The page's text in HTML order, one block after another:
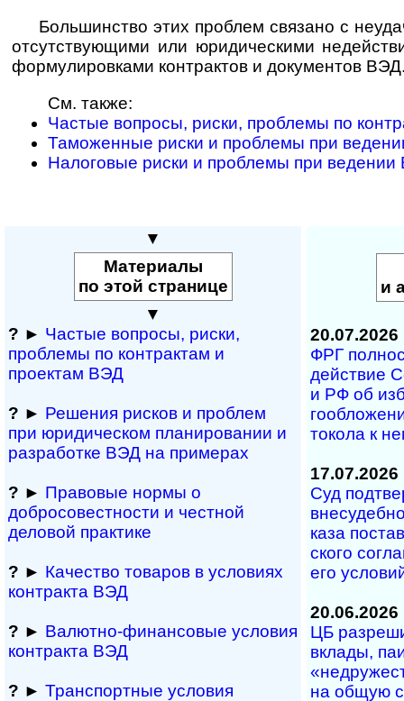
Большинство этих проблем связано с
отсутствующими или юридическими
формулировками контрактов и документов
См. также:
Частые вопросы, риски, проблемы по
Таможенные риски и проблемы при
Налоговые риски и проблемы при
▼
Материалы
по этой странице
▼
? ► Частые вопросы, рис­ки,
проблемы по конт­рактам и
проектам ВЭД
? ► Решения рисков и про­блем
при юридичес­ком планирова­нии и
разра­ботке ВЭД на примерах
? ► Правовые нормы о
добросовестности и чест­ной
деловой практике
? ► Качество товаров в условиях
контракта ВЭД
? ► Валютно-финансовые условия
контракта ВЭД
? ► Транспортные условия
и
20.07.2026
ФРГ
дей­ст­вие
и РФ об
то­ко­ла к
17.07.2026
Суд
ка­за
с­ко­го
его
20.06.2026
ЦБ
вкла­ды,
на об­щую